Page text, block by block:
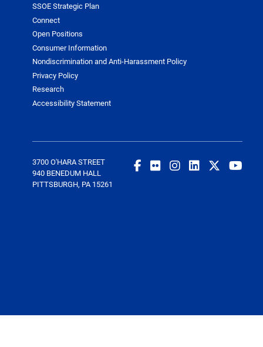
SSOE Strategic Plan
Connect
Open Positions
Consumer Information
Nondiscrimination and Anti-Harassment Policy
Privacy Policy
Research
Accessibility Statement
3700 O'HARA STREET
940 BENEDUM HALL
PITTSBURGH, PA 15261